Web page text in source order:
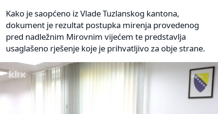
Kako je saopćeno iz Vlade Tuzlanskog kantona,
dokument je rezultat postupka mirenja provedenog
pred nadležnim Mirovnim vijećem te predstavlja
usaglašeno rješenje koje je prihvatljivo za obje strane.